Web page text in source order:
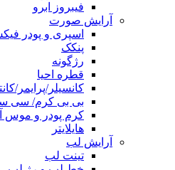
فیبروز ابرو
آرایش صورت
اسپری و پودر
پنکک
رژگونه
قطره احیا
کانسیلر/پرایمر/
بی بی کرم/ سی
کرم پودر و موس
هایلایتر
آرایش لب
تینت لب